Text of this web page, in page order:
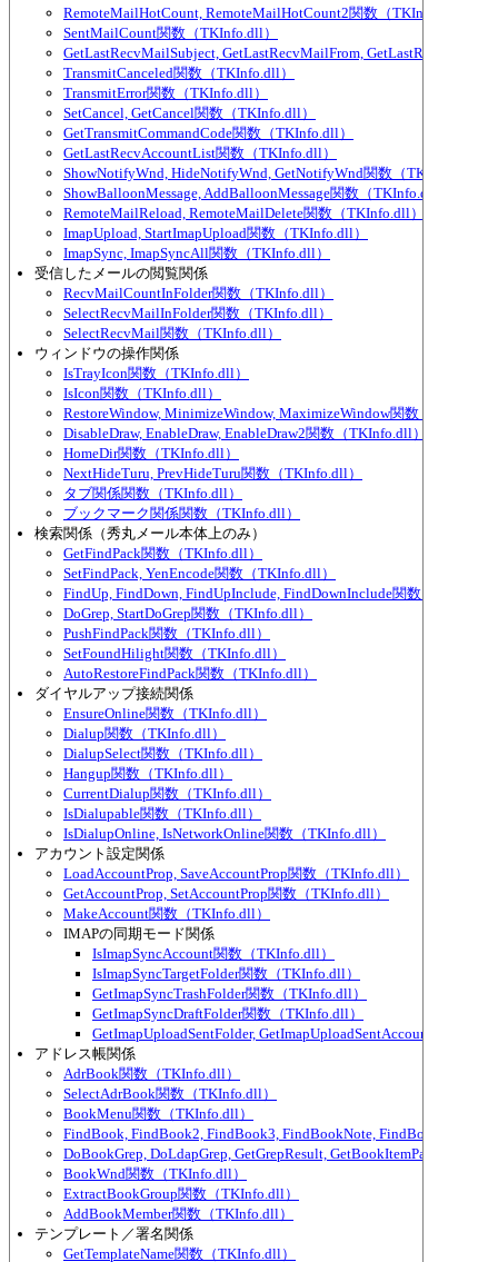
RemoteMailHotCount, RemoteMailHotCount2関数（TKInfo.dll）
SentMailCount関数（TKInfo.dll）
GetLastRecvMailSubject, GetLastRecvMailFrom,
TransmitCanceled関数（TKInfo.dll）
TransmitError関数（TKInfo.dll）
SetCancel, GetCancel関数（TKInfo.dll）
GetTransmitCommandCode関数（TKInfo.dll）
GetLastRecvAccountList関数（TKInfo.dll）
ShowNotifyWnd, HideNotifyWnd, GetNotifyWnd関数（TKInfo.dll）
ShowBalloonMessage, AddBalloonMessage関数（TKInfo.dll）
RemoteMailReload, RemoteMailDelete関数（TKInfo.dll）
ImapUpload, StartImapUpload関数（TKInfo.dll）
ImapSync, ImapSyncAll関数（TKInfo.dll）
受信したメールの閲覧関係
RecvMailCountInFolder関数（TKInfo.dll）
SelectRecvMailInFolder関数（TKInfo.dll）
SelectRecvMail関数（TKInfo.dll）
ウィンドウの操作関係
IsTrayIcon関数（TKInfo.dll）
IsIcon関数（TKInfo.dll）
RestoreWindow, MinimizeWindow, MaximizeWindow関数（
DisableDraw, EnableDraw, EnableDraw2関数（TKInfo.dll）
HomeDir関数（TKInfo.dll）
NextHideTuru, PrevHideTuru関数（TKInfo.dll）
タブ関係関数（TKInfo.dll）
ブックマーク関係関数（TKInfo.dll）
検索関係（秀丸メール本体上のみ）
GetFindPack関数（TKInfo.dll）
SetFindPack, YenEncode関数（TKInfo.dll）
FindUp, FindDown, FindUpInclude, FindDownInclude関数（
DoGrep, StartDoGrep関数（TKInfo.dll）
PushFindPack関数（TKInfo.dll）
SetFoundHilight関数（TKInfo.dll）
AutoRestoreFindPack関数（TKInfo.dll）
ダイヤルアップ接続関係
EnsureOnline関数（TKInfo.dll）
Dialup関数（TKInfo.dll）
DialupSelect関数（TKInfo.dll）
Hangup関数（TKInfo.dll）
CurrentDialup関数（TKInfo.dll）
IsDialupable関数（TKInfo.dll）
IsDialupOnline, IsNetworkOnline関数（TKInfo.dll）
アカウント設定関係
LoadAccountProp, SaveAccountProp関数（TKInfo.dll）
GetAccountProp, SetAccountProp関数（TKInfo.dll）
MakeAccount関数（TKInfo.dll）
IMAPの同期モード関係
IsImapSyncAccount関数（TKInfo.dll）
IsImapSyncTargetFolder関数（TKInfo.dll）
GetImapSyncTrashFolder関数（TKInfo.dll）
GetImapSyncDraftFolder関数（TKInfo.dll）
GetImapUploadSentFolder, GetImapUploadSentAccount関数（
アドレス帳関係
AdrBook関数（TKInfo.dll）
SelectAdrBook関数（TKInfo.dll）
BookMenu関数（TKInfo.dll）
FindBook, FindBook2, FindBook3, FindBookNote, FindBookNote2
DoBookGrep, DoLdapGrep, GetGrepResult, GetBookItemPart関数（
BookWnd関数（TKInfo.dll）
ExtractBookGroup関数（TKInfo.dll）
AddBookMember関数（TKInfo.dll）
テンプレート／署名関係
GetTemplateName関数（TKInfo.dll）